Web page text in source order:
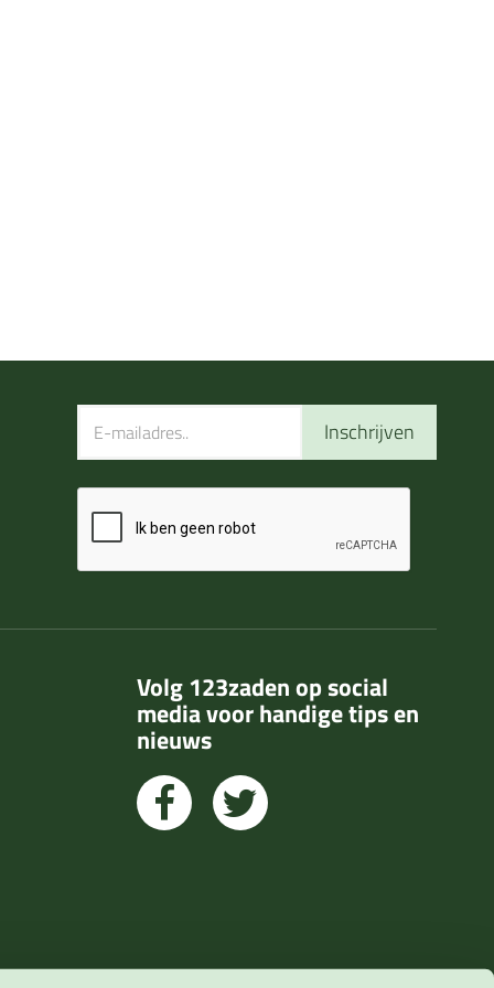
Inschrijven
Volg 123zaden op social
media voor handige tips en
nieuws